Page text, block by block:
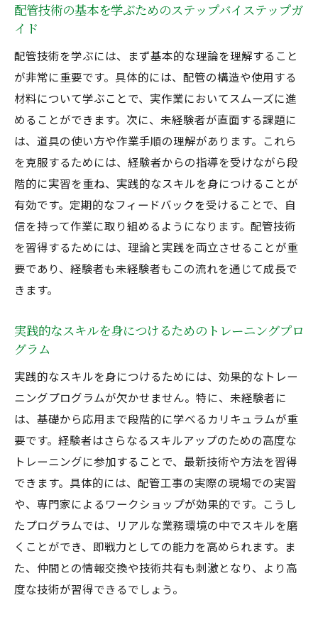
未経験者を迎えるためのサポート体制
安全第一の作業環境を提供する取り組み
未経験者が安心して学べる職場の特徴
溶接工のためのメンタリングと指導プログ
ラム
成長を促すための継続的なフィードバック
システム
プロフェッショナルへ成長する溶接工のキャリ
アパス
キャリアアップのための段階的なステップ
溶接工としてのキャリアビジョンの描き方
配管技術を極めるための継続的学習
ム
プロフェッショナルとしての自己成長戦略
溶接工の配管スキルが社会インフラに与える影
響
配管技術が都市インフラに果たす役割
安全なインフラ構築に必要な溶接技術
環境に配慮した配管技術の重要性
インフラ整備における溶接工の貢献度
配管技術の発展がもたらす社会的利益
未来のインフラを支える溶接工の役割
配管技術の基本を学ぶためのステップバイステップガ
イド
配管技術を学ぶには、まず基本的な理論を理解すること
が非常に重要です。具体的には、配管の構造や使用する
材料について学ぶことで、実作業においてスムーズに進
めることができます。次に、未経験者が直面する課題に
は、道具の使い方や作業手順の理解があります。これら
を克服するためには、経験者からの指導を受けながら段
階的に実習を重ね、実践的なスキルを身につけることが
有効です。定期的なフィードバックを受けることで、自
信を持って作業に取り組めるようになります。配管技術
を習得するためには、理論と実践を両立させることが重
要であり、経験者も未経験者もこの流れを通じて成長で
きます。
実践的なスキルを身につけるためのトレーニングプロ
グラム
実践的なスキルを身につけるためには、効果的なトレー
ニングプログラムが欠かせません。特に、未経験者に
は、基礎から応用まで段階的に学べるカリキュラムが重
要です。経験者はさらなるスキルアップのための高度な
トレーニングに参加することで、最新技術や方法を習得
できます。具体的には、配管工事の実際の現場での実習
や、専門家によるワークショップが効果的です。こうし
たプログラムでは、リアルな業務環境の中でスキルを磨
くことができ、即戦力としての能力を高められます。ま
た、仲間との情報交換や技術共有も刺激となり、より高
度な技術が習得できるでしょう。